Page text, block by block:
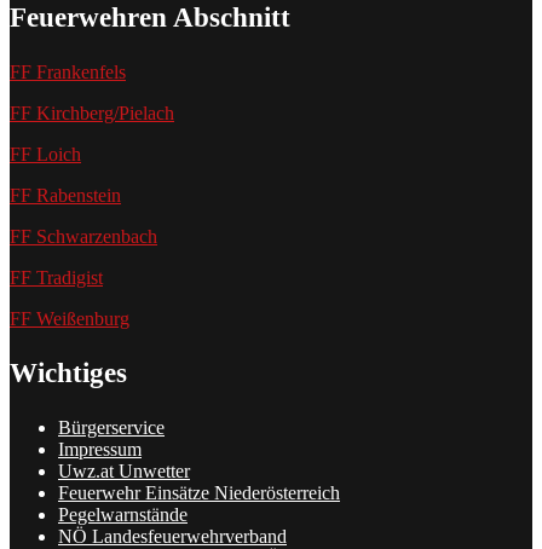
Feuerwehren Abschnitt
FF Frankenfels
FF Kirchberg/Pielach
FF Loich
FF Rabenstein
FF Schwarzenbach
FF Tradigist
FF Weißenburg
Wichtiges
Bürgerservice
Impressum
Uwz.at Unwetter
Feuerwehr Einsätze Niederösterreich
Pegelwarnstände
NÖ Landesfeuerwehrverband